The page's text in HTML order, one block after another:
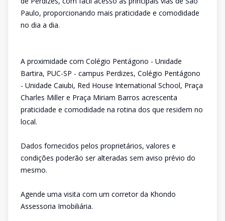
Paulo, proporcionando mais praticidade e comodidade
no dia a dia.
A proximidade com Colégio Pentágono - Unidade
Bartira, PUC-SP - campus Perdizes, Colégio Pentágono
- Unidade Caiubi, Red House International School, Praça
Charles Miller e Praça Miriam Barros acrescenta
praticidade e comodidade na rotina dos que residem no
local.
Dados fornecidos pelos proprietários, valores e
condições poderão ser alteradas sem aviso prévio do
mesmo.
Agende uma visita com um corretor da Khondo
Assessoria Imobiliária.